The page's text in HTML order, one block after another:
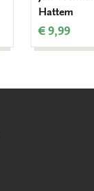
Hattem
€ 9,99